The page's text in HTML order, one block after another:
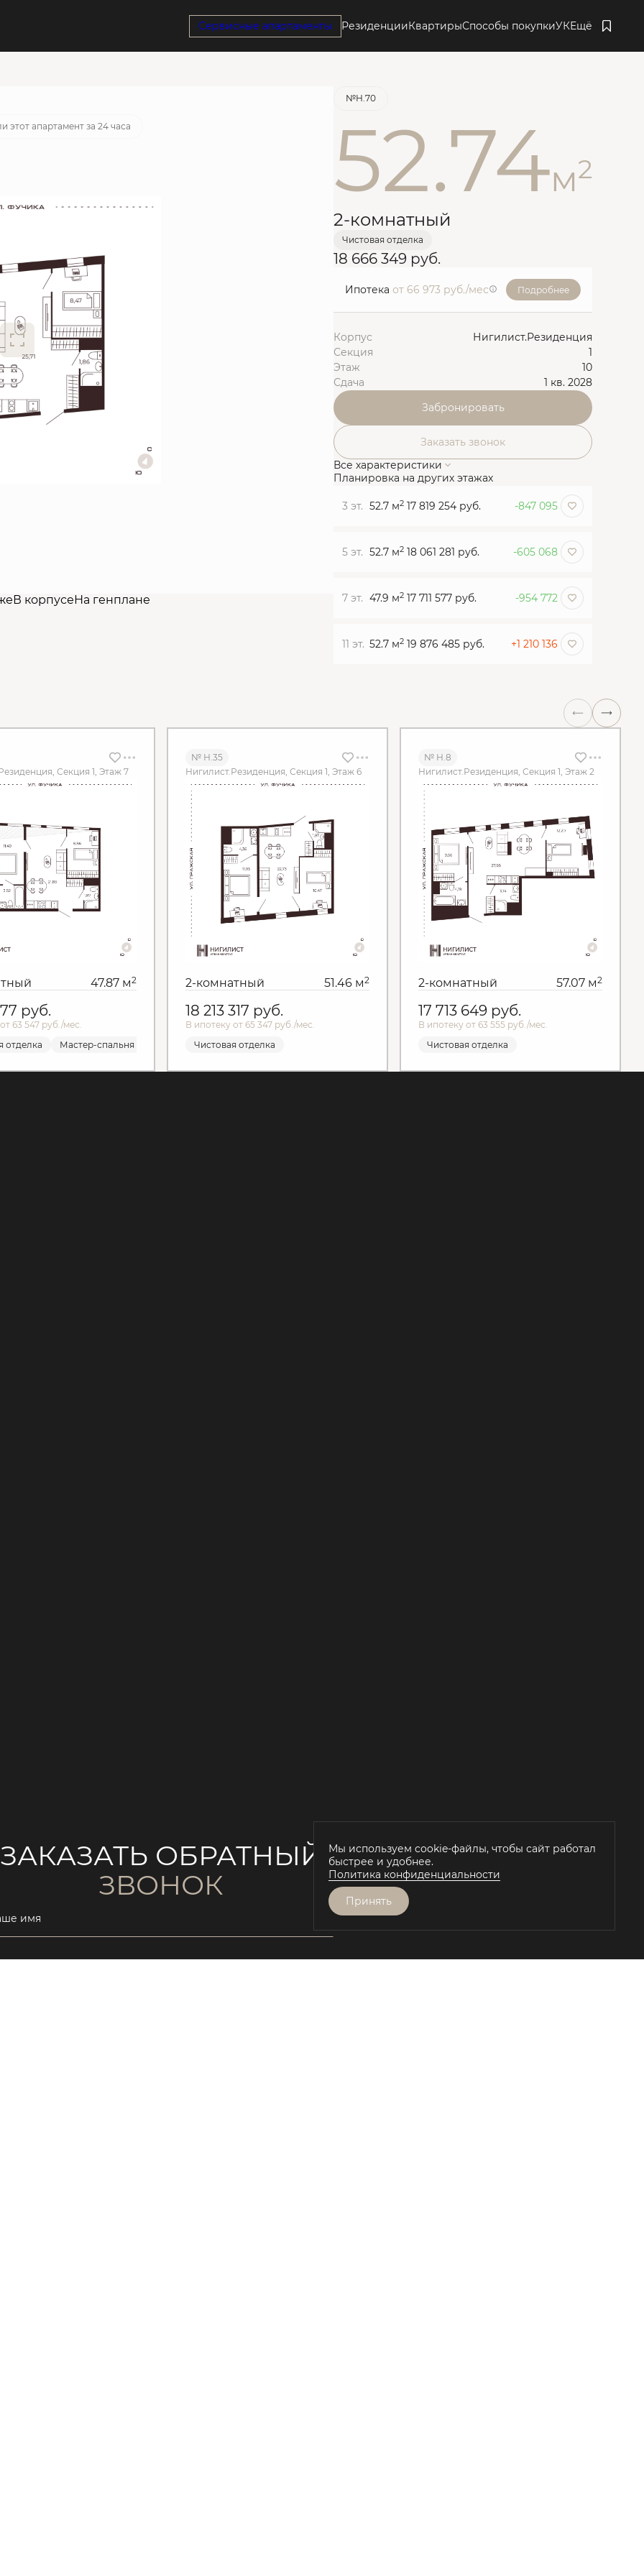
Сервисные апартаменты РезиденцииКвартирыСпособы покупкиУКЕщё
Забронировать
этот апартамент за 24 часа
В корпусеНа генплане
№Н.70
52.74м2
2-комнатный
Чистовая отделка
18 666 349 руб.
Ипотека от 66 973 руб./мес Подробнее
Корпус
Нигилист.Резиденция
Секция
1
Этаж
10
Сдача
1 кв. 2028
Забронировать
Заказать звонок
Все характеристики
Планировка на других этажах
3 эт. 52.7 м2 17 819 254 руб. -847 095
5 эт. 52.7 м2 18 061 281 руб. -605 068
7 эт. 47.9 м2 17 711 577 руб. -954 772
11 эт. 52.7 м2 19 876 485 руб. +1 210 136
Секция 1, Этаж 7
47.87 м2
руб.
63 547 руб./мес.
отделка
Мастер-спальня Чистовая отделка Мастер-спальня
№ Н.35
Нигилист.Резиденция, Секция 1, Этаж 6
2-комнатный 51.46 м2
18 213 317 руб.
В ипотеку от 65 347 руб./мес.
Чистовая отделка
№ Н.8
Нигилист.Резиденция, Секция 1, Этаж 2
2-комнатный 57.07 м2
17 713 649 руб.
В ипотеку от 63 555 руб./мес.
Чистовая отделка
ЗАКАЗАТЬ ОБРАТНЫЙ
ЗВОНОК
имя
Мы используем cookie-файлы, чтобы сайт работал
быстрее и удобнее.
Политика конфиденциальности
Принять